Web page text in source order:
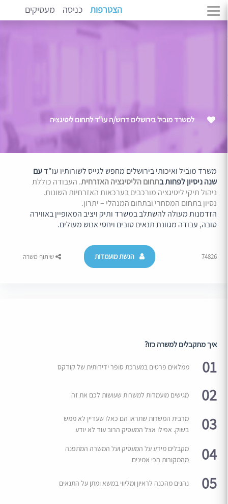
הצטרפות כניסה מעסיקים
למשרד מוביל בירושלים דרוש/ה עו"ד לתחום ליטיגציה
משרד מוביל ואיכותי בירושלים מחפש לגייס לשורותיו עו"דעם
שנה ניסיון לפחות בתחום הליטיגציה האזרחית. העבודה כוללת
ניהול תיקי ליטיגציה מורכבים בערכאות האזרחיות השונות.
נסיון בתחום המסחרי ובתחום המנהלי – יתרון.
הזדמנות מעולה להשתלב במשרד ותיק ויציב המאופיין באווירה
טובה, עבודה מגוונת תנאים טובים ויחסי אנוש מעולים.
74826 הגשת מועמדות שיתוף משרה
איך מתקבלים למשרה כזו?
01 ממלאים פרטים במערכת סופר ידידותית של קודקס
02 מגישים מועמדות למשרות שעושות לכם את זה
03
מרבית המשרות שתראו הם כאלו שעדיין לא ממש
בשוק. אפילו אצל המעסיק הרוב עוד לא יודע
04
מקבלים מידע על המעסיק ועל המשרה המתפנה
מהמקורות הכי אמינים
05 נהנים מהכנה לראיון ומליווי במשא ומתן על התנאים